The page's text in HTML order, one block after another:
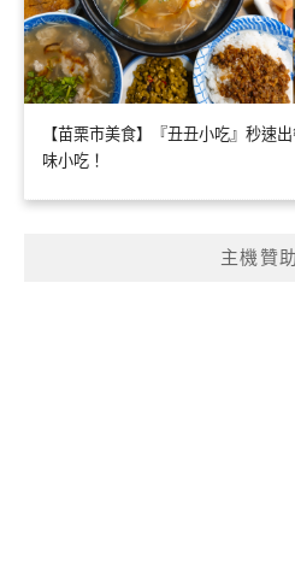
【苗栗市美食】『丑丑小吃』秒速
味小吃！
主機贊